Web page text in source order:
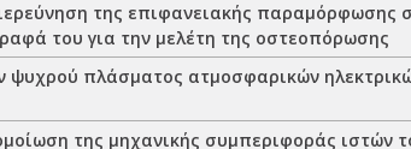
της επιφανειακής παραμόρφωσης
του για την μελέτη της οστεοπόρωσης
ψυχρού πλάσματος ατμοσφαρικών
της μηχανικής συμπεριφοράς ιστών